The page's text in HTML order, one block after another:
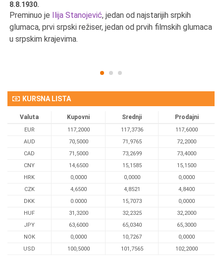
8.8.1930.
Preminuo je Ilija Stanojević, jedan od najstarijih srpkih
glumaca, prvi srpski režiser, jedan od prvih filmskih glumaca
u srpskim krajevima.
KURSNA LISTA
Valuta Kupovni Srednji Prodajni
EUR 117,2000 117,3736
117,6000
AUD
70,5000 71,9765
72,2000
CAD
71,5000 73,2699
73,4000
CNY
14,6500 15,1585
15,1500
HRK
0,0000 0,0000
0,0000
CZK
4,6500 4,8521
4,8400
DKK
0.0000 15,7073
0,0000
HUF
31,3200 32,2325
32,2000
JPY
63,6000 65,0340
65,3000
NOK
0,0000 10,7267
0,0000
USD
100,5000 101,7565 102,2000